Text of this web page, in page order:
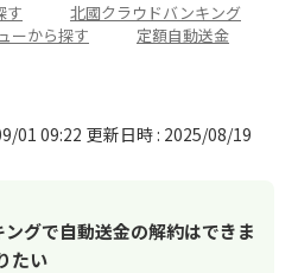
す
北國クラウドバンキング
ーから探す 定額自動送金
01 09:22 更新日時 : 2025/08/19
グで自動送金の解約はできま
たい